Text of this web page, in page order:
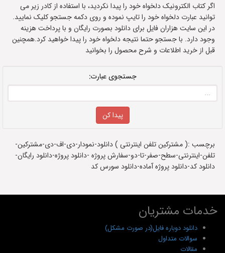
اگر کتاب الکترونیک دلخواه خود را پیدا نکردید، با استفاده از کادر زیر می
توانید عبارت دلخواه خود را تایپ نموده و روی دکمه جستجو کلیک نمایید.
در این سایت هزاران فایل برای دانلود بصورت رایگان و با پرداخت هزینه
وجود دارد. با جستجو حتما نتیجه دلخواه خود را پیدا خواهید کرد.همچنین
قبل از خرید اطلاعات و شرح محصول را بخوانید
جستجوی عبارت:
برچسب :( مشترکین تلفن اینترنتی ) دانلود-نمودار-دی-اف-دی-مشترکین-
تلفن-اینترنتی-سطح-صفر-تا-دو-سفارش پروژه -دانلود پروژه-دانلود رایگان-
دانلود کد-دانلود پروژه آماده-دانلود سورس کد
خدمات مشتریان
دانلود دوباره فایل(در صورت مشکل)
سوالات متداول
مقالات